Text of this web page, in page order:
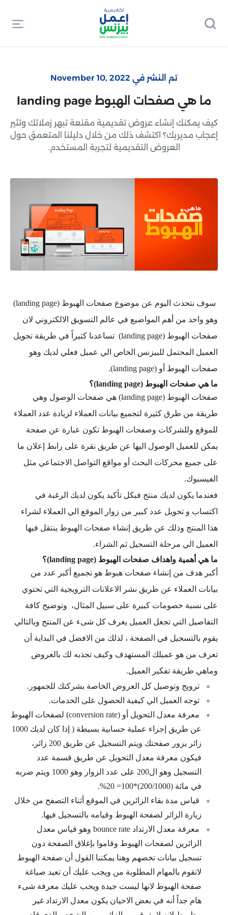
تم النشر في November 10, 2022
ما هي صفحات الهبوط landing page
كيف يمكنك إنشاء عروض تقديمية مقنعة تبهر زملائك وتثير
إعجاب مديريك؟ اكتشف ذلك من خلال دليلنا المتعمق حول
العروض التقديمية لتجربة المستخدم.
سوف نتحدث اليوم عن موضوع صفحات الهبوط (landing page)
وهو واحد من أهم المواضيع في عالم التسويق الالكتروني لان
صفحات الهبوط (landing page) تساعدنا كثيراً في طريقة تحويل
العميل المحتمل للبيزنس الخاص الي عميل فعلي لديك وهو
صفحات الهبوط أو (landing page).
ما هي صفحات الهبوط (landing page)؟
صفحات الهبوط (landing page) هي صفحات الوصول وهي
طريقة من طرق كثيرة لتجميع بيانات العملاء لزيادة عدد العملاء
للموقع وللشركات وصفحات الهبوط تكون عبارة عن صفحة
يمكن للعميل الوصول اليها عن طريق نقرة على رابط إعلان ما
على جميع محركات البحث أو مواقع التواصل الاجتماعي مثل
الفيسبوك.
فعندما يكون لديك منتج فبكل تأكيد يكون لديك الرغبة في
اكتساب و تحويل عدد كبير من زوار الموقع الي العملاء لشراء
هذا المنتج وذلك عن طريق إنشاء صفحات الهبوط ينتقل فيها
العميل الي مرحلة التسجيل ثم الشراء.
ما هي أهمية واهداف صفحات الهبوط (landing page)؟
أكبر هدف من إنشاء صفحات هبوط هو تجميع أكبر عدد من
بيانات العملاء عن طريق نشر الاعلانات الترويجية التي تحتوي
على نسبة خصومات كبيرة على سبيل المثال، وتوضيح كافة
التفاصيل التي تجعل العميل يعرف كل شىء عن المنتج وبالتالي
يقوم بالتسجيل في الصفحة ، لذلك من الافضل في البداية أن
تعرف من هو عميلك المستهدف وكيف تجذبه لك بالعروض
وماهي طريقة تفكير العميل.
ترويج وتوصيل كل العروض الخاصة بشركتك للجمهور.
توجه العميل الي كيفية الحصول على الخدمات.
معرفة معدل التحويل أو (conversion rate) لصفحات الهبوط
عن طريق إجراء عملية حسابية بسيطة ( إذا كان لديك 1000
زائر يزور صفحتك ويتم التسجيل عن طريق 200 زائر،
فيكون معرفة معدل التحويل عن طريق قسمة عدد
التسجيل وهو ال200 على عدد الزوار وهو 1000 ويتم ضربه
في مائة (200/1000)*100= 20%.
قياس مدة بقاء الزائرين في الموقع أثناء التصفح من خلال
زيارة الزائر لصفحة الهبوط وقيامه بالتسجيل فيها.
معرفة معدل الارتداد bounce rate وهو قياس معدل
الزائرين لصفحات الهبوط وقاموا بإغلاق الصفحة دون
تسجيل بيانات تخصهم وهنا يمكننا القول أن صفحة الهبوط
لاتقوم بالمهام المطلوبة من ويجب عليك أن تعيد صياغة
صفحة الهبوط لانها ليست جيدة ويجب عليك معرفة شىء
هام جداً أنه في بعض الاحيان يكون معدل الارتداد غير